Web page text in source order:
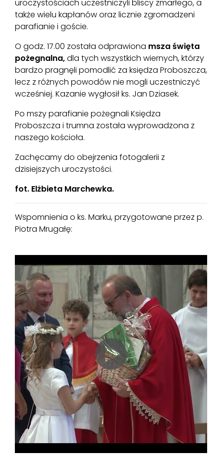
uroczystościach uczestniczyli bliscy zmarłego, a
także wielu kapłanów oraz licznie zgromadzeni
parafianie i goście.
O godz. 17.00 została odprawiona msza święta
pożegnalna,dla tych wszystkich wiernych, którzy
bardzo pragnęli pomodlić za księdza Proboszcza,
lecz z różnych powodów nie mogli uczestniczyć
wcześniej. Kazanie wygłosił ks. Jan Dziasek.
Po mszy parafianie pożegnali Księdza
Proboszcza i trumna została wyprowadzona z
naszego kościoła.
Zachęcamy do obejrzenia fotogalerii z
dzisiejszych uroczystości.
fot. Elżbieta Marchewka.
Wspomnienia o ks. Marku, przygotowane przez p.
Piotra Mrugałę: